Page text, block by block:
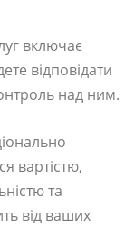
включає
відповідати
над ним.
вартістю,
та
від ваших